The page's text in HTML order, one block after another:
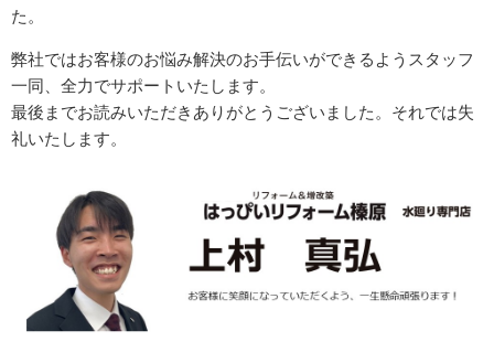
た。
弊社ではお客様のお悩み解決のお手伝いができるようスタッフ
一同、全力でサポートいたします。
最後までお読みいただきありがとうございました。それでは失
礼いたします。